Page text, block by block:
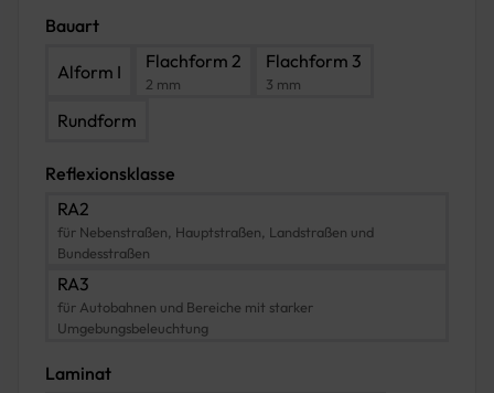
Bauart
Alform I Flachform 2
2 mm
Flachform 3
3 mm
Rundform
Reflexionsklasse
RA2
für Nebenstraßen, Hauptstraßen, Landstraßen und
Bundesstraßen
RA3
für Autobahnen und Bereiche mit starker
Umgebungsbeleuchtung
Laminat